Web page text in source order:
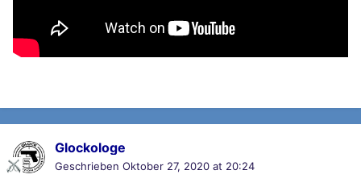
Glockologe
Geschrieben Oktober 27, 2020 at 20:24